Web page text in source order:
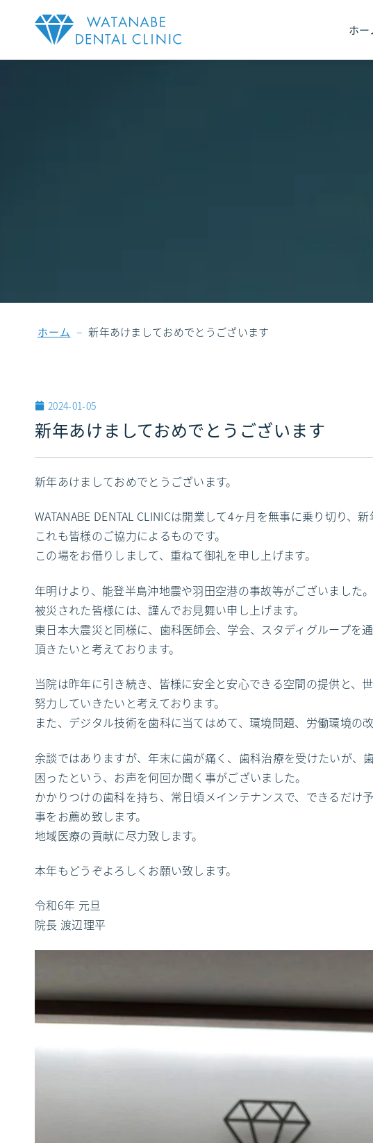
ホー
ホーム – 新年あけましておめでとうございます
2024-01-05
新年あけましておめでとうございます
新年あけましておめでとうございます。
WATANABE DENTAL CLINICは開業して4ヶ月を無事に乗り切り、
これも皆様のご協力によるものです。
この場をお借りしまして、重ねて御礼を申し上げます。
年明けより、能登半島沖地震や羽田空港の事故等がございました。
被災された皆様には、謹んでお見舞い申し上げます。
東日本大震災と同様に、歯科医師会、学会、スタディグループを
頂きたいと考えております。
当院は昨年に引き続き、皆様に安全と安心できる空間の提供と、
努力していきたいと考えております。
また、デジタル技術を歯科に当てはめて、環境問題、労働環境の
余談ではありますが、年末に歯が痛く、歯科治療を受けたいが、
困ったという、お声を何回か聞く事がございました。
かかりつけの歯科を持ち、常日頃メインテナンスで、できるだけ
事をお薦め致します。
地域医療の貢献に尽力致します。
本年もどうぞよろしくお願い致します。
令和6年 元旦
院長 渡辺理平